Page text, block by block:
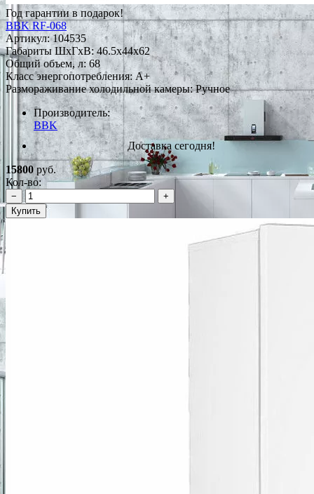
Год гарантии в подарок!
BBK RF-068
Артикул:104535
Габариты ШxГxВ: 46.5x44x62
Общий объем, л: 68
Класс энергопотребления: A+
Размораживание холодильной камеры: Ручное
Производитель:
BBK
Доставка сегодня!
15800руб.
Кол-во:
−
+
Купить